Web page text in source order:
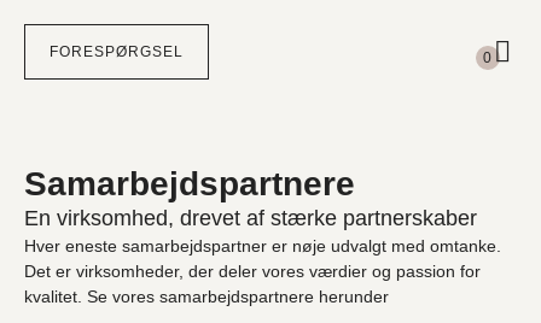
FORESPØRGSEL 0
Din kurv
Subtotal
Samarbejdspartnere
En virksomhed, drevet af stærke partnerskaber
Hver eneste samarbejdspartner er nøje udvalgt med omtanke.
Det er virksomheder, der deler vores værdier og passion for
kvalitet. Se vores samarbejdspartnere herunder